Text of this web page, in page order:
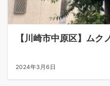
【川崎市中原区】ムク
2024年3月6日